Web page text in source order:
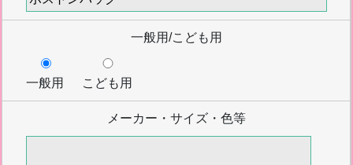
一般用/こども用
一般用 こども用
メーカー・サイズ・色等